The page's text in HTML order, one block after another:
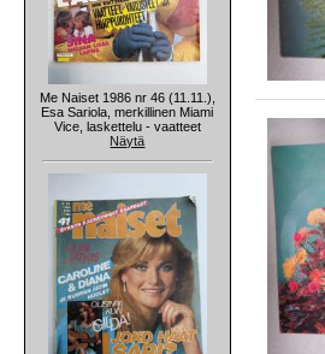
Me Naiset 1986 nr 46 (11.11.),
Esa Sariola, merkillinen Miami
Vice, laskettelu - vaatteet
Näytä